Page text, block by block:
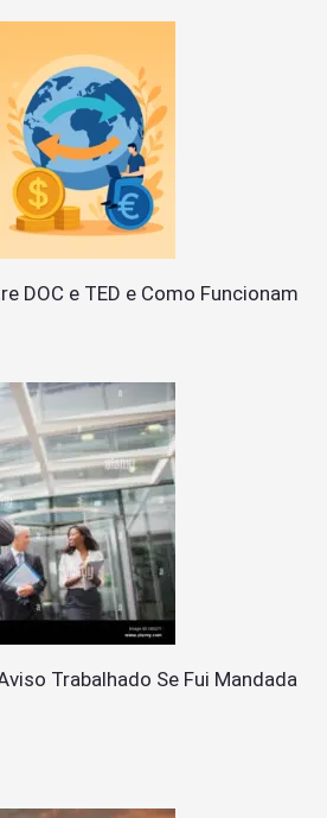
DOC e TED e Como Funcionam
Trabalhado Se Fui Mandada